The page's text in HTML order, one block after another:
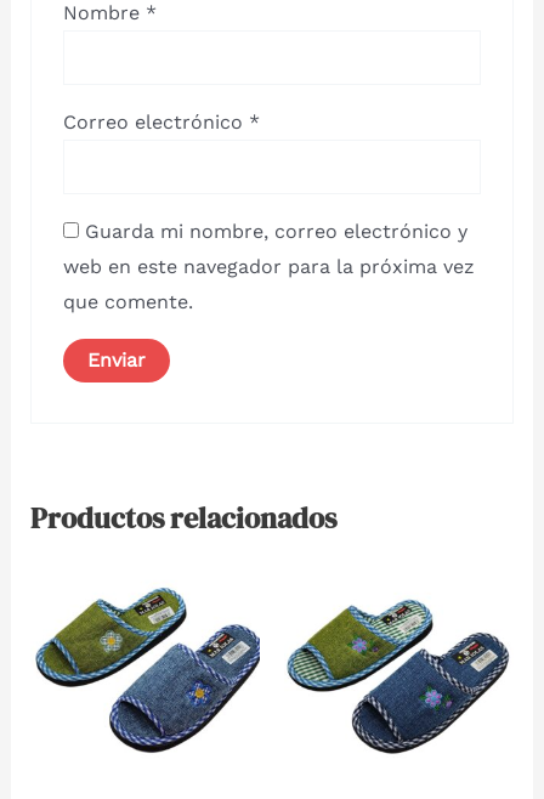
Nombre *
Correo electrónico *
Guarda mi nombre, correo electrónico y
web en este navegador para la próxima vez
que comente.
Productos relacionados